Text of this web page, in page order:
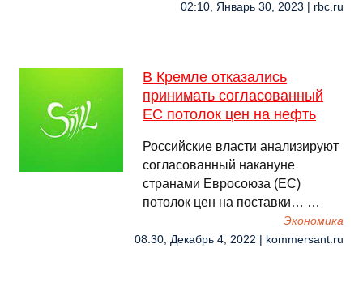
02:10, Январь 30, 2023 | rbc.ru
В Кремле отказались
принимать согласованный
ЕС потолок цен на нефть
Российские власти анализируют
согласованный накануне
странами Евросоюза (ЕС)
потолок цен на поставки… …
Экономика
08:30, Декабрь 4, 2022 | kommersant.ru